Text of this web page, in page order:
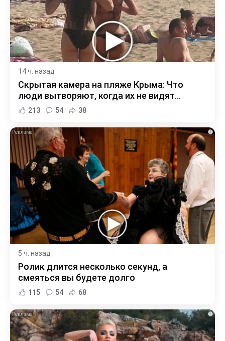
14 ч. назад
Скрытая камера на пляже Крыма: Что
люди вытворяют, когда их не видят...
213 54 38
i
5 ч. назад
Ролик длится несколько секунд, а
смеяться вы будете долго
115 54 68
i